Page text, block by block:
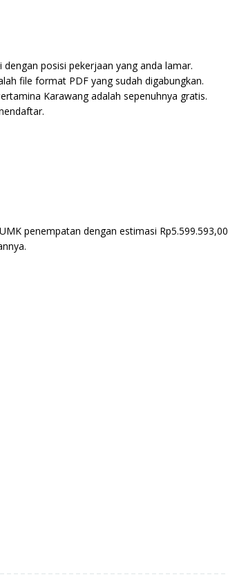
posisi pekerjaan yang anda lamar.
file format PDF yang sudah digabungkan.
Karawang adalah sepenuhnya gratis.
penempatan dengan estimasi Rp5.599.593,00